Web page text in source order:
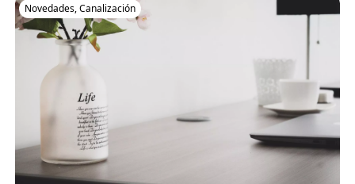
Novedades,Canalización